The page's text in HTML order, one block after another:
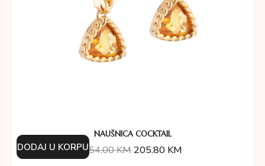
NAUŠNICA COCKTAIL
254.00KM 205.80 KM
DODAJ U KORPU